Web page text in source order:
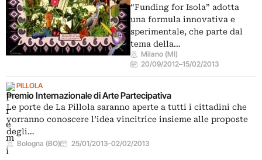
“Funding for Isola” adotta
una formula innovativa e
sperimentale, che parte dal
tema della…
Milano (MI)
20/09/2012–15/02/2013
LA PILLOLA
Premio Internazionale di Arte Partecipativa
Le porte de La Pillola saranno aperte a tutti i cittadini che
vorranno conoscere l’idea vincitrice insieme alle proposte
degli…
Bologna (BO) 25/01/2013–02/02/2013